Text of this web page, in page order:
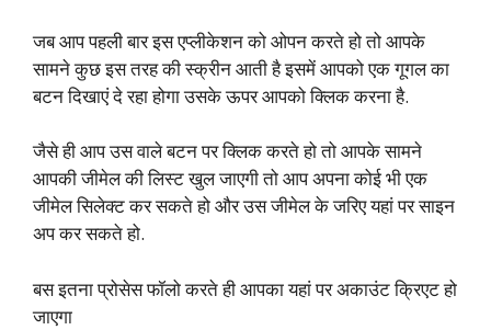
जब आप पहली बार इस एप्लीकेशन को ओपन करते हो तो आपके
सामने कुछ इस तरह की स्क्रीन आती है इसमें आपको एक गूगल का
बटन दिखाएं दे रहा होगा उसके ऊपर आपको क्लिक करना है.
जैसे ही आप उस वाले बटन पर क्लिक करते हो तो आपके सामने
आपकी जीमेल की लिस्ट खुल जाएगी तो आप अपना कोई भी एक
जीमेल सिलेक्ट कर सकते हो और उस जीमेल के जरिए यहां पर साइन
अप कर सकते हो.
बस इतना प्रोसेस फॉलो करते ही आपका यहां पर अकाउंट क्रिएट हो
जाएगा